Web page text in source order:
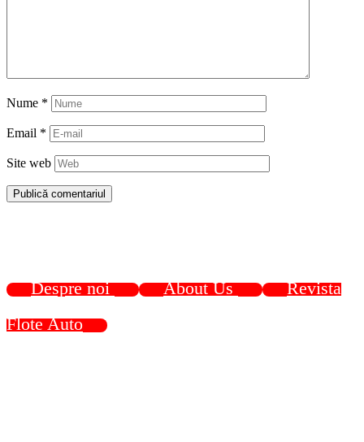
Nume *
Email *
Site web
Despre noi About Us
Revista
Flote Auto